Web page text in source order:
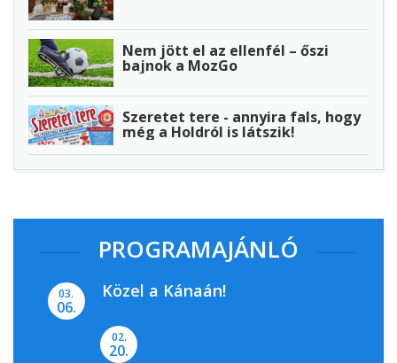
Nem jött el az ellenfél – őszi
bajnok a MozGo
Szeretet tere - annyira fals, hogy
még a Holdról is látszik!
PROGRAMAJÁNLÓ
03.
06.
Közel a Kánaán!
02.
20.